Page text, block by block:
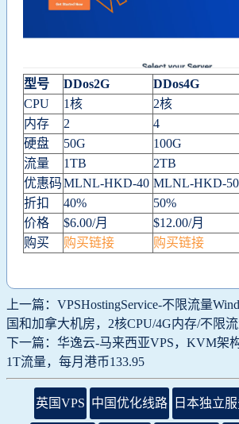
型号 DDos2G DDos4G
CPU
1核 2核
内存
2 4
硬盘
50G 100G
流量
1TB 2TB
优惠码MLNL-HKD-40 MLNL-HKD-50
折扣
40% 50%
价格
$6.00/月 $12.00/月
购买
购买链接 购买链接
上一篇：VPSHostingService-不限流量
国和加拿大机房，2核CPU/4G内存/不限
下一篇：华逸云-马来西亚VPS，KVM架
1T流量，每月港币133.95
英国VPS 中国优化线路 日本独立